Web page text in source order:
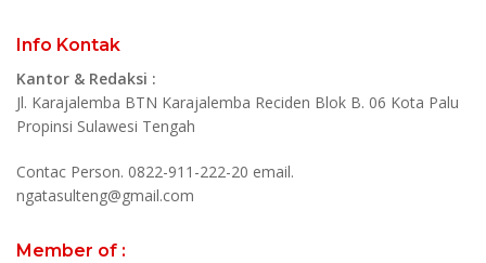
Info Kontak
Kantor & Redaksi :
Jl. Karajalemba BTN Karajalemba Reciden Blok B. 06 Kota Palu
Propinsi Sulawesi Tengah
Contac Person. 0822-911-222-20 email.
ngatasulteng@gmail.com
Member of :